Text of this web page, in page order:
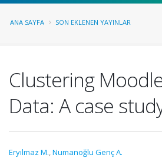
ANA SAYFA SON EKLENEN YAYINLAR
Clustering
Data: A case
Eryılmaz M.,Numanoğlu Genç A.